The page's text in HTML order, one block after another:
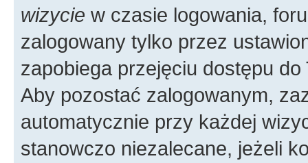
wizycie w czasie logowania,
zalogowany tylko przez
zapobiega przejęciu dostępu
Aby pozostać zalogowanym,
automatycznie przy każdej
stanowczo niezalecane, jeżeli